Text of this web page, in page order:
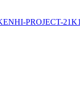
PROJECT-